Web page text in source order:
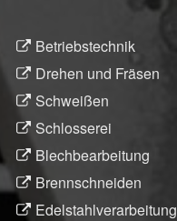
Betriebstechnik
Drehen und Fräsen
Schweißen
Schlosserei
Blechbearbeitung
Brennschneiden
Edelstahlverarbeitung